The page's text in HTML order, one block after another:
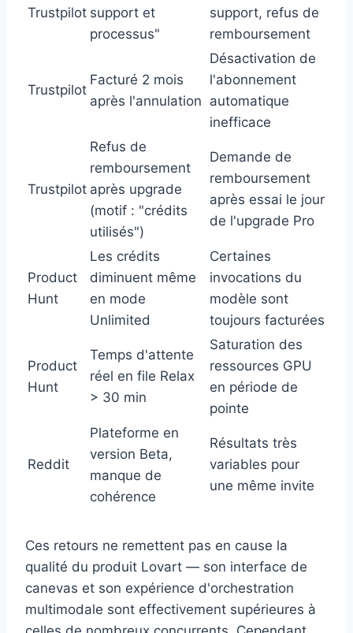
Trustpilot support et
processus"
support, refus de
remboursement
Trustpilot
Facturé 2 mois
après l'annulation
Désactivation de
l'abonnement
automatique
inefficace
Trustpilot
Refus de
remboursement
après upgrade
(motif : "crédits
utilisés")
Demande de
remboursement
après essai le jour
de l'upgrade Pro
Product
Hunt
Les crédits
diminuent même
en mode
Unlimited
Certaines
invocations du
modèle sont
toujours facturées
Product
Hunt
Temps d'attente
réel en file Relax
> 30 min
Saturation des
ressources GPU
en période de
pointe
Reddit
Plateforme en
version Beta,
manque de
cohérence
Résultats très
variables pour
une même invite
Ces retours ne remettent pas en cause la
qualité du produit Lovart — son interface de
canevas et son expérience d'orchestration
multimodale sont effectivement supérieures à